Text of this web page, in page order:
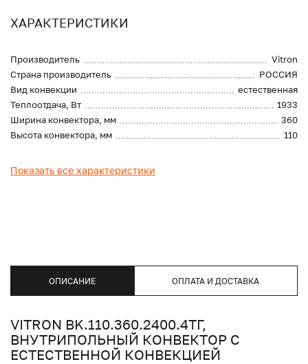
ХАРАКТЕРИСТИКИ
Производитель
Vitron
Страна производитель
РОССИЯ
Вид конвекции
естественная
Теплоотдача, Вт
1933
Ширина конвектора, мм
360
Высота конвектора, мм
110
Показать все характеристики
ОПИСАНИЕ ОПЛАТА И ДОСТАВКА
VITRON BK.110.360.2400.4ТГ,
ВНУТРИПОЛЬНЫЙ КОНВЕКТОР С
ЕСТЕСТВЕННОЙ КОНВЕКЦИЕЙ